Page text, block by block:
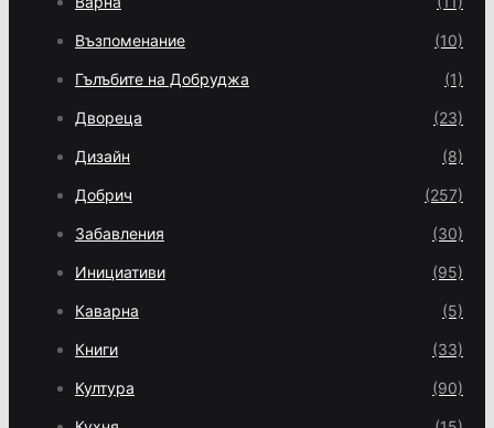
Възпоменание (10)
Гълъбите на Добруджа (1)
Двореца (23)
Дизайн (8)
Добрич (257)
Забавления (30)
Инициативи (95)
Каварна (5)
Книги (33)
Култура (90)